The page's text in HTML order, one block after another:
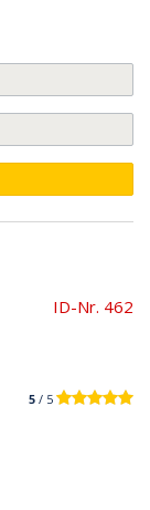
ID-Nr. 462
5 / 5